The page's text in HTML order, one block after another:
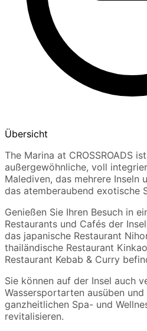
Übersicht
The Marina at CROSSROADS
außergewöhnliche, voll
Malediven, das mehrere Inseln
das atemberaubend exotische
Genießen Sie Ihren Besuch in
Restaurants und Cafés der
das japanische Restaurant
thailändische Restaurant
Restaurant Kebab & Curry
Sie können auf der Insel auch
Wassersportarten ausüben
ganzheitlichen Spa- und
revitalisieren.